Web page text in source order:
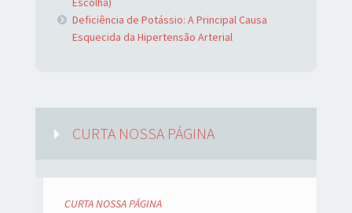
Deficiência de Potássio: A Principal Causa
Esquecida da Hipertensão Arterial
CURTA NOSSA PÁGINA
CURTA NOSSA PÁGINA